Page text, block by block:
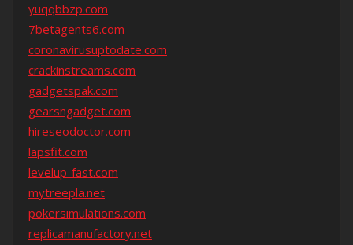
yuqqbbzp.com
7betagents6.com
coronavirusuptodate.com
crackinstreams.com
gadgetspak.com
gearsngadget.com
hireseodoctor.com
lapsfit.com
levelup-fast.com
mytreepla.net
pokersimulations.com
replicamanufactory.net